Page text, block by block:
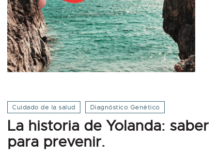
Cuidado de la salud Diagnóstico Genético
La historia de Yolanda: saber
para prevenir.